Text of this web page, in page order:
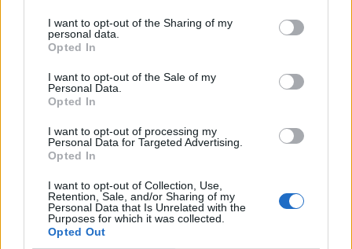
I want to opt-out of the Sharing of my
personal data.
Opted In
I want to opt-out of the Sale of my
Personal Data.
Opted In
I want to opt-out of processing my
Personal Data for Targeted Advertising.
Opted In
I want to opt-out of Collection, Use,
Retention, Sale, and/or Sharing of my
Personal Data that Is Unrelated with the
Purposes for which it was collected.
Opted Out
A keresett cikk a portfolio.hu hírarchívumához
tartozik, melynek olvasása előfizetéses
regisztrációhoz kötött.
Az előfizetés a következőket tartalmazza:
Portfolio.hu teljes cikkarchívum
Kötéslisták: BÉT elmúlt 2 év napon belüli
kötéslistái
Előfizetés
MÁR ELŐFIZETŐNK VAGY?